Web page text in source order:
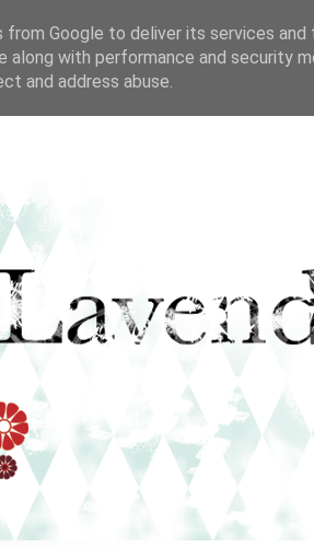
Google to deliver its services
along with performance and security
and address abuse.